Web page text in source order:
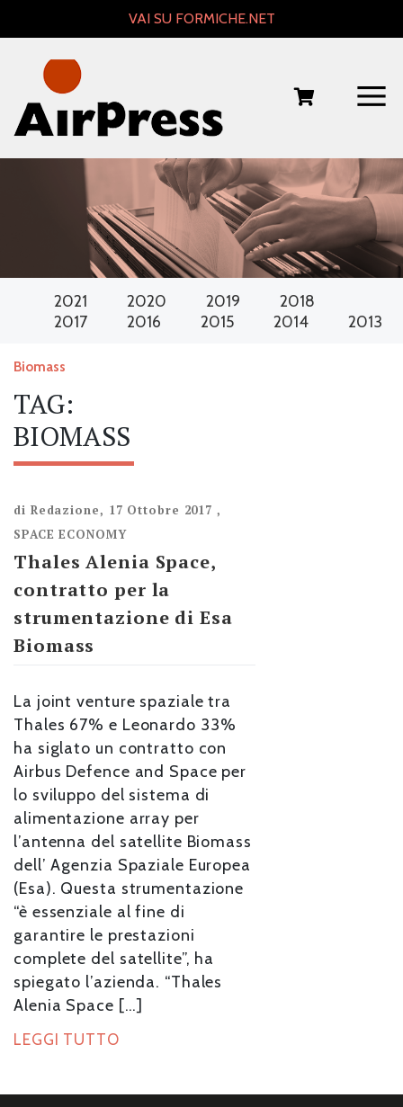
VAI SU FORMICHE.NET
2021 2020 2019
2018
2017
2016 2015 2014 2013
Biomass
TAG:
BIOMASS
di Redazione, 17 Ottobre 2017 ,
SPACE ECONOMY
Thales Alenia Space,
contratto per la
strumentazione di Esa
Biomass
La joint venture spaziale tra
Thales 67% e Leonardo 33%
ha siglato un contratto con
Airbus Defence and Space per
lo sviluppo del sistema di
alimentazione array per
l’antenna del satellite Biomass
dell’ Agenzia Spaziale Europea
(Esa). Questa strumentazione
“è essenziale al fine di
garantire le prestazioni
complete del satellite”, ha
spiegato l’azienda. “Thales
Alenia Space […]
LEGGI TUTTO